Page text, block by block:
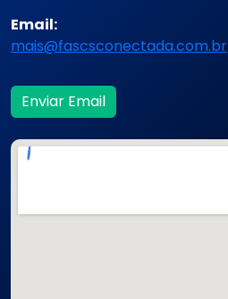
Email:
mais@fascsconectada.com.br
Enviar Email